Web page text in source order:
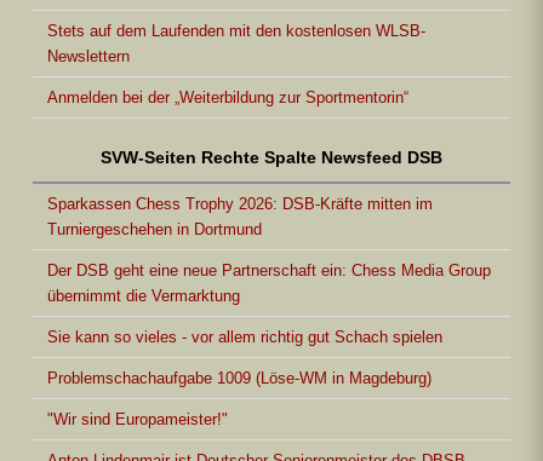
Stets auf dem Laufenden mit den kostenlosen WLSB-
Newslettern
Anmelden bei der „Weiterbildung zur Sportmentorin“
SVW-Seiten Rechte Spalte Newsfeed DSB
Sparkassen Chess Trophy 2026: DSB-Kräfte mitten im
Turniergeschehen in Dortmund
Der DSB geht eine neue Partnerschaft ein: Chess Media Group
übernimmt die Vermarktung
Sie kann so vieles - vor allem richtig gut Schach spielen
Problemschachaufgabe 1009 (Löse-WM in Magdeburg)
"Wir sind Europameister!"